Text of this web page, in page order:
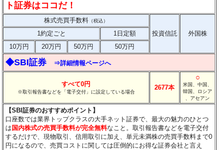
ト証券はココだ！
株式売買手数料 （税込）
投資信託 外国株
1約定ごと
1日定額
10万円
20万円 50万円 50万円
◆SBI証券 ⇒詳細情報ページへ
すべて0円
※取引報告書などを「電子交付」に設定している場合
2677本
○
米国、中国、
韓国、ロシア
、アセアン
【SBI証券のおすすめポイント】
口座数では業界トップクラスの大手ネット証券で、最大の魅力のひとつ
は 国内株式の売買手数料が完全無料なこと。取引報告書などを電子交付
するだけで、現物取引、信用取引に加え、単元未満株の売買手数料まで0
円になるので、売買コストに関しては圧倒的にお得な証券会社と言え